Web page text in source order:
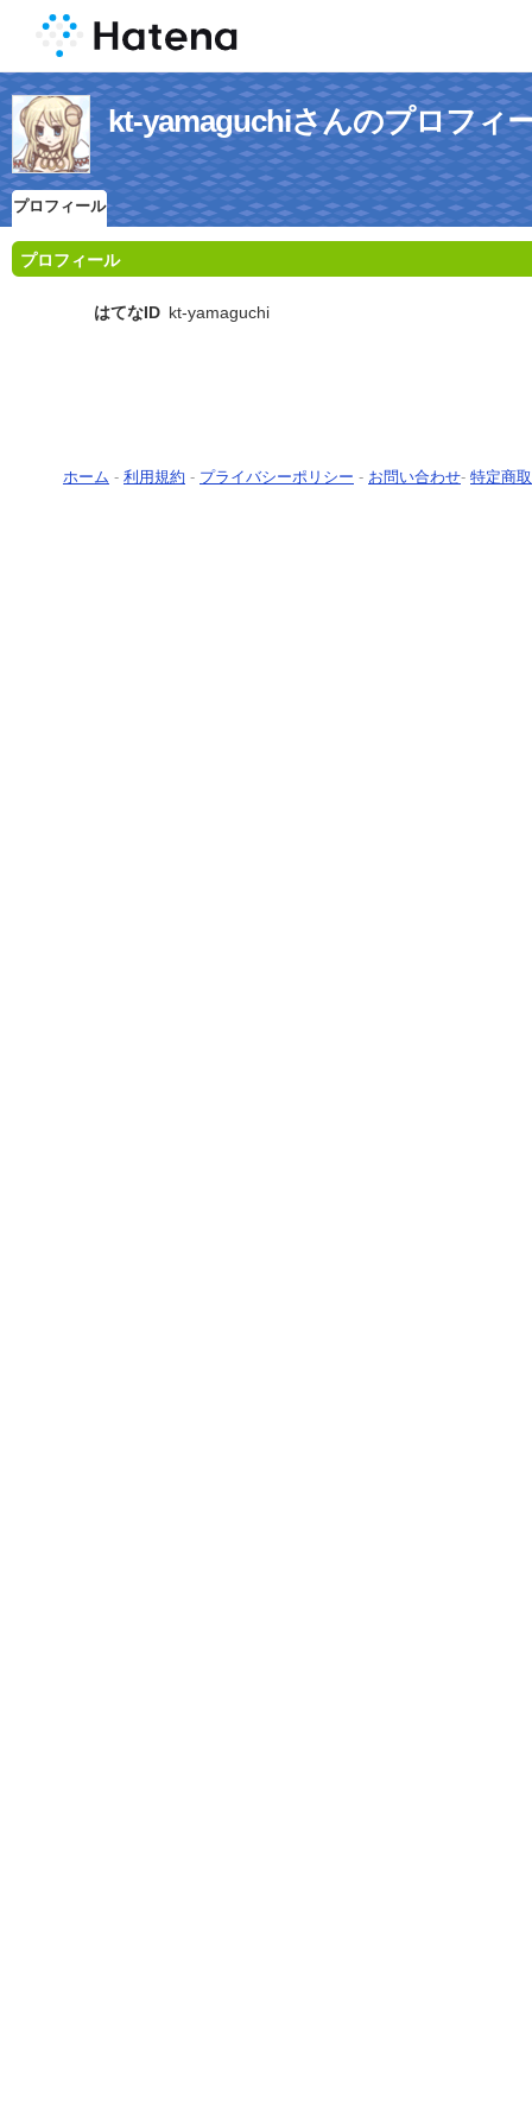
kt-yamaguchiさんのプロフィ
プロフィール
プロフィール
はてなID kt-yamaguchi
ホーム - 利用規約 - プライバシーポリシー - お問い合わせ- 特定商